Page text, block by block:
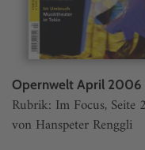
Opernwelt April 2006
Rubrik: Im Focus, Seite
von Hanspeter Renggli